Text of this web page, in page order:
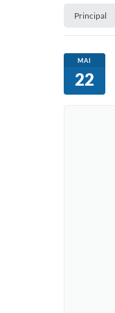
Principal
MAI
22